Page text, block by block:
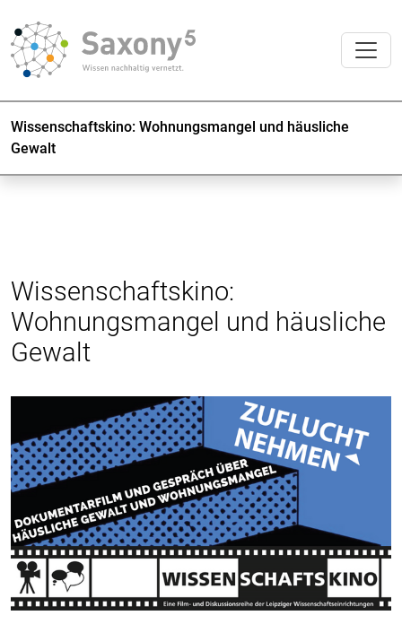
Wissenschaftskino: Wohnungsmangel und häusliche
Gewalt
Wissenschaftskino:
Wohnungsmangel und häusliche
Gewalt